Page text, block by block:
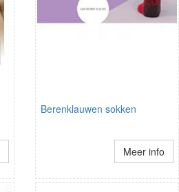
Berenklauwen sokken
Meer info